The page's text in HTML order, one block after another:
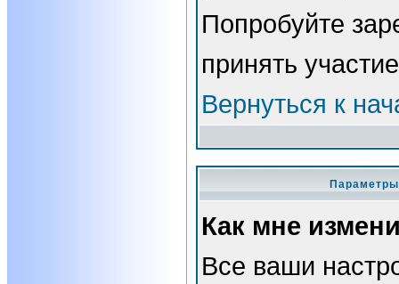
Попробуйте
принять
Вернуться к
Как мне
Все ваши